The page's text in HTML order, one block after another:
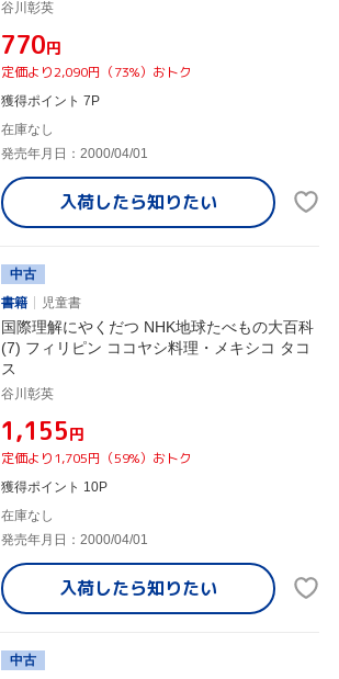
谷川彰英
¥770円
定価より2,090円（73%）おトク
獲得ポイント 7P
在庫なし
発売年月日：2000/04/01
入荷したら知りたい
中古
書籍
児童書
国際理解にやくだつ NHK地球たべもの大百科
(7) フィリピン ココヤシ料理・メキシコ タコ
ス
谷川彰英
¥1,155円
定価より1,705円（59%）おトク
獲得ポイント 10P
在庫なし
発売年月日：2000/04/01
入荷したら知りたい
中古